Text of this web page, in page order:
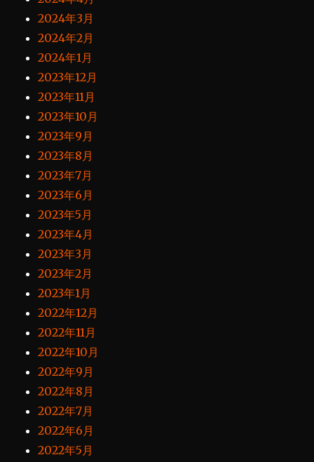
2024年3月
2024年2月
2024年1月
2023年12月
2023年11月
2023年10月
2023年9月
2023年8月
2023年7月
2023年6月
2023年5月
2023年4月
2023年3月
2023年2月
2023年1月
2022年12月
2022年11月
2022年10月
2022年9月
2022年8月
2022年7月
2022年6月
2022年5月